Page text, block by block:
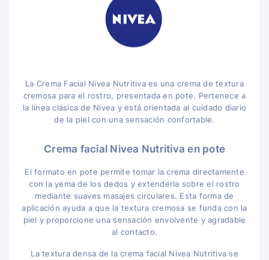
La Crema Facial Nivea Nutritiva es una crema de textura
cremosa para el rostro, presentada en pote. Pertenece a
la línea clásica de Nivea y está orientada al cuidado diario
de la piel con una sensación confortable.
Crema facial Nivea Nutritiva en pote
El formato en pote permite tomar la crema directamente
con la yema de los dedos y extenderla sobre el rostro
mediante suaves masajes circulares. Esta forma de
aplicación ayuda a que la textura cremosa se funda con la
piel y proporcione una sensación envolvente y agradable
al contacto.
La textura densa de la crema facial Nivea Nutritiva se